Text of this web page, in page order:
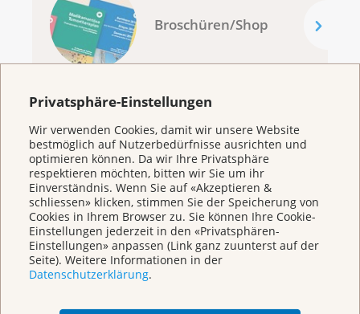
Privatsphäre-Einstellungen
Wir verwenden Cookies, damit wir unsere Website
bestmöglich auf Nutzerbedürfnisse ausrichten und
optimieren können. Da wir Ihre Privatsphäre
respektieren möchten, bitten wir Sie um ihr
Einverständnis. Wenn Sie auf «Akzeptieren &
schliessen» klicken, stimmen Sie der Speicherung von
Cookies in Ihrem Browser zu. Sie können Ihre Cookie-
Einstellungen jederzeit in den «Privatsphären-
Einstellungen» anpassen (Link ganz zuunterst auf der
Seite). Weitere Informationen in der
Datenschutzerklärung.
Broschüren/Shop
KrebsInfo
0800 11 88 11
Montag – Freitag: 10 – 18 Uhr
E-Mail
mailto:krebsinfo@krebsliga.ch
Chat
KrebsInfo